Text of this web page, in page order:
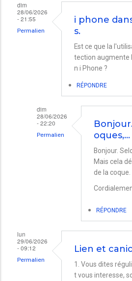
dim
28/06/2026
- 21:55
Permalien
i phone
s.
Est ce que la
tection augmente
n i Phone ?
RÉPONDRE
dim
28/06/2026
- 22:20
Permalien
coques.
par
oques,…
Bonjour.
Mais cela
de la coque.
RÉPONDRE
lun
29/06/2026
- 09:12
Permalien
Lien et
1. Vous dites
t vous interesse,